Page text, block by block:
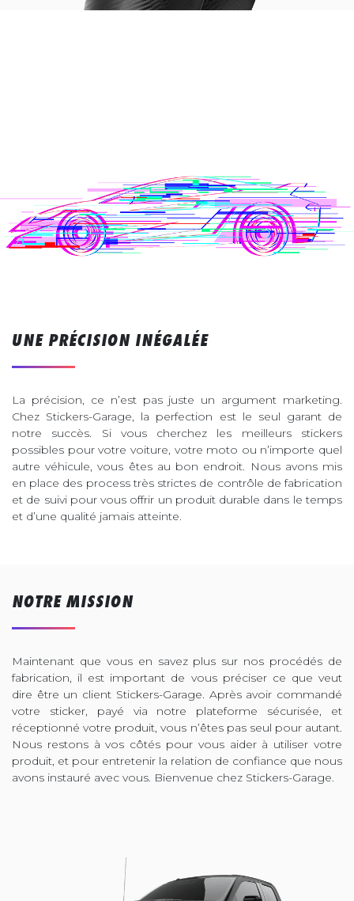
UNE PRÉCISION INÉGALÉE
La précision, ce n’est pas juste un argument marketing.
Chez Stickers-Garage, la perfection est le seul garant de
notre succès. Si vous cherchez les meilleurs stickers
possibles pour votre voiture, votre moto ou n’importe quel
autre véhicule, vous êtes au bon endroit. Nous avons mis
en place des process très strictes de contrôle de fabrication
et de suivi pour vous offrir un produit durable dans le temps
et d’une qualité jamais atteinte.
NOTRE MISSION
Maintenant que vous en savez plus sur nos procédés de
fabrication, il est important de vous préciser ce que veut
dire être un client Stickers-Garage. Après avoir commandé
votre sticker, payé via notre plateforme sécurisée, et
réceptionné votre produit, vous n’êtes pas seul pour autant.
Nous restons à vos côtés pour vous aider à utiliser votre
produit, et pour entretenir la relation de confiance que nous
avons instauré avec vous. Bienvenue chez Stickers-Garage.